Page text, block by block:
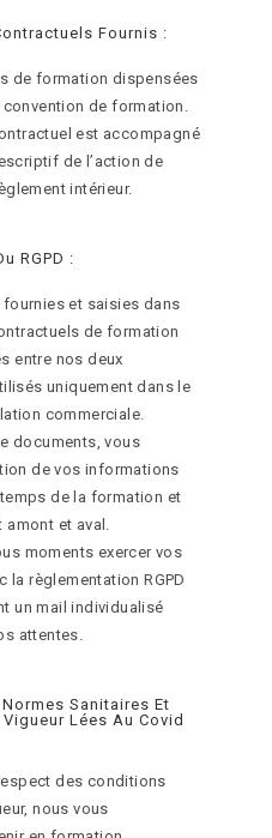
Fournis :
de formation dispensées
convention de formation.
est accompagné
de l’action de
intérieur.
RGPD :
et saisies dans
de formation
entre nos deux
uniquement dans le
commerciale.
documents, vous
de vos informations
de la formation et
amont et aval.
moments exercer vos
la règlementation RGPD
un mail individualisé
attentes.
Sanitaires Et
Vigueur Lées Au Covid
des conditions
nous vous